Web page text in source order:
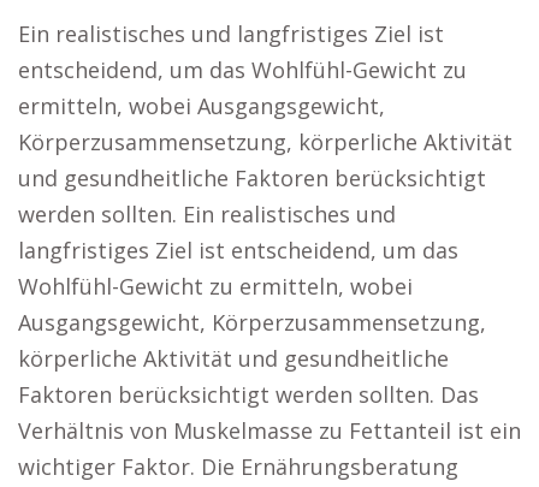
Ein realistisches und langfristiges Ziel ist
entscheidend, um das Wohlfühl-Gewicht zu
ermitteln, wobei Ausgangsgewicht,
Körperzusammensetzung, körperliche Aktivität
und gesundheitliche Faktoren berücksichtigt
werden sollten. Ein realistisches und
langfristiges Ziel ist entscheidend, um das
Wohlfühl-Gewicht zu ermitteln, wobei
Ausgangsgewicht, Körperzusammensetzung,
körperliche Aktivität und gesundheitliche
Faktoren berücksichtigt werden sollten. Das
Verhältnis von Muskelmasse zu Fettanteil ist ein
wichtiger Faktor. Die Ernährungsberatung